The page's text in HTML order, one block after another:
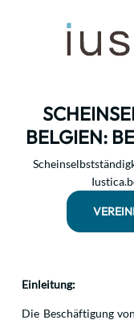
BELGIEN:
Einleitung:
Die Beschäftigung